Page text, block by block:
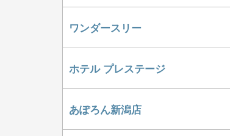
ワンダースリー
ホテル プレステージ
あぽろん新潟店